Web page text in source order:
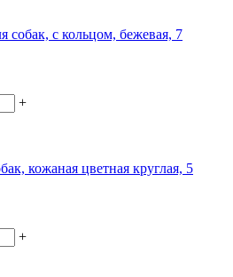
собак, с кольцом, бежевая, 7
+
кожаная цветная круглая, 5
+